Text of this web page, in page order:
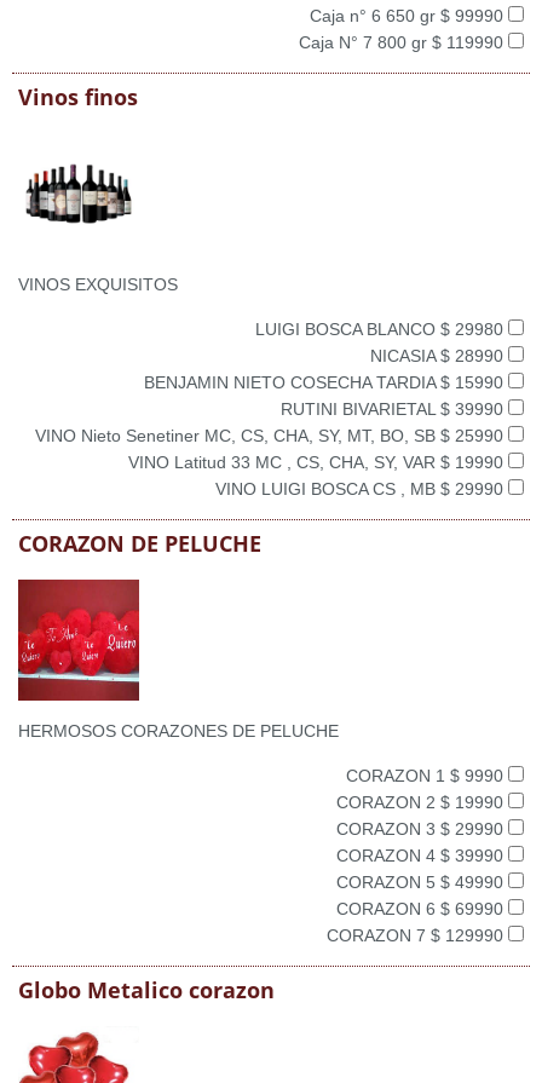
Caja n° 6 650 gr $ 99990
Caja N° 7 800 gr $ 119990
Vinos finos
VINOS EXQUISITOS
LUIGI BOSCA BLANCO $ 29980
NICASIA $ 28990
BENJAMIN NIETO COSECHA TARDIA $ 15990
RUTINI BIVARIETAL $ 39990
VINO Nieto Senetiner MC, CS, CHA, SY, MT, BO, SB $ 25990
VINO Latitud 33 MC , CS, CHA, SY, VAR $ 19990
VINO LUIGI BOSCA CS , MB $ 29990
CORAZON DE PELUCHE
HERMOSOS CORAZONES DE PELUCHE
CORAZON 1 $ 9990
CORAZON 2 $ 19990
CORAZON 3 $ 29990
CORAZON 4 $ 39990
CORAZON 5 $ 49990
CORAZON 6 $ 69990
CORAZON 7 $ 129990
Globo Metalico corazon